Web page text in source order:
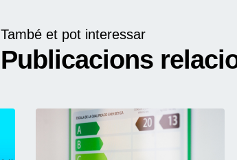
També et pot interessar
Publicacions